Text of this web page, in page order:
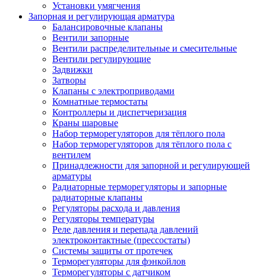
Установки умягчения
Запорная и регулирующая арматура
Балансировочные клапаны
Вентили запорные
Вентили распределительные и смесительные
Вентили регулирующие
Задвижки
Затворы
Клапаны с электроприводами
Комнатные термостаты
Контроллеры и диспетчеризация
Краны шаровые
Набор терморегуляторов для тёплого пола
Набор терморегуляторов для тёплого пола с
вентилем
Принадлежности для запорной и регулирующей
арматуры
Радиаторные терморегуляторы и запорные
радиаторные клапаны
Регуляторы расхода и давления
Регуляторы температуры
Реле давления и перепада давлений
электроконтактные (прессостаты)
Системы защиты от протечек
Терморегуляторы для фэнкойлов
Терморегуляторы с датчиком